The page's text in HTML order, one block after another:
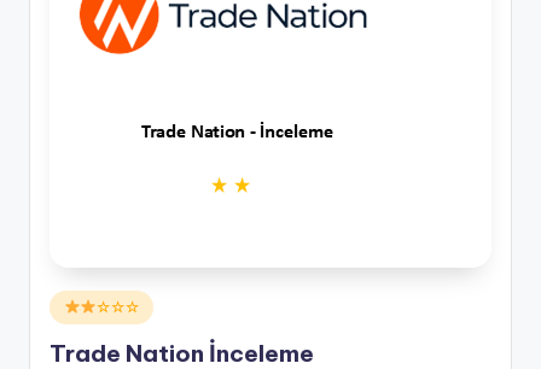
Posted
in
☆☆☆
Trade Nation İnceleme